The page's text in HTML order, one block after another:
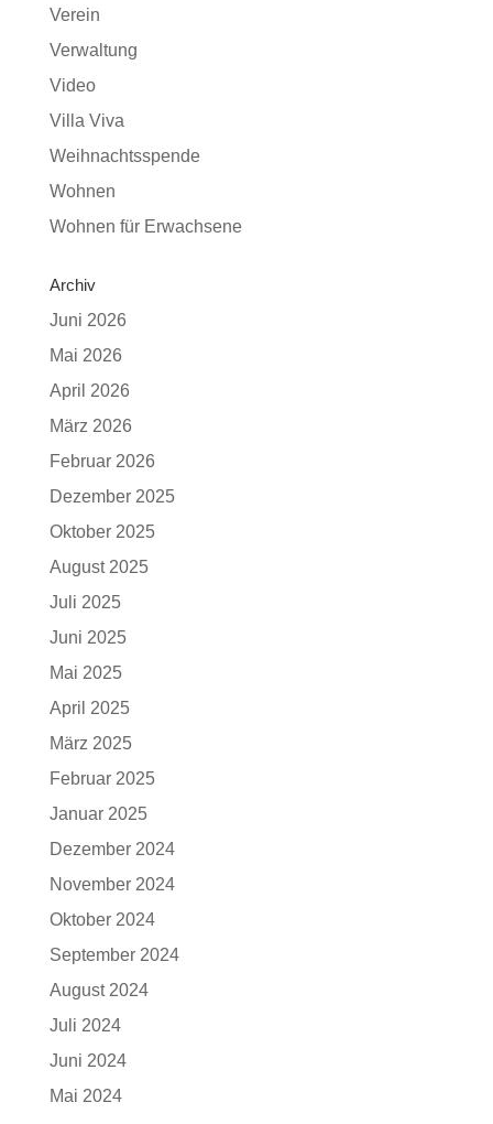
Verein
Verwaltung
Video
Villa Viva
Weihnachtsspende
Wohnen
Wohnen für Erwachsene
Archiv
Juni 2026
Mai 2026
April 2026
März 2026
Februar 2026
Dezember 2025
Oktober 2025
August 2025
Juli 2025
Juni 2025
Mai 2025
April 2025
März 2025
Februar 2025
Januar 2025
Dezember 2024
November 2024
Oktober 2024
September 2024
August 2024
Juli 2024
Juni 2024
Mai 2024